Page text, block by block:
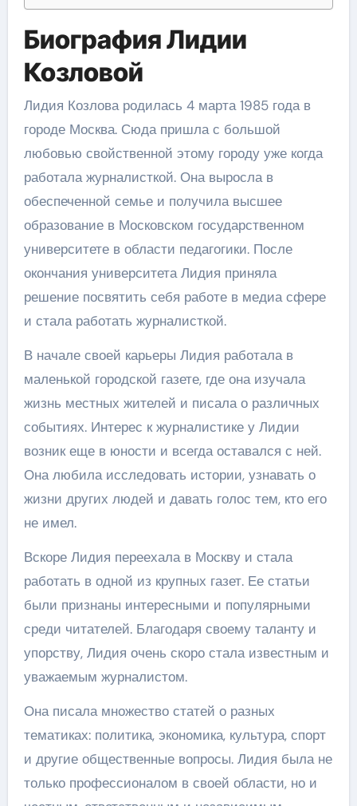
Биография Лидии
Козловой
Лидия Козлова родилась 4 марта 1985 года в
городе Москва. Сюда пришла с большой
любовью свойственной этому городу уже когда
работала журналисткой. Она выросла в
обеспеченной семье и получила высшее
образование в Московском государственном
университете в области педагогики. После
окончания университета Лидия приняла
решение посвятить себя работе в медиа сфере
и стала работать журналисткой.
В начале своей карьеры Лидия работала в
маленькой городской газете, где она изучала
жизнь местных жителей и писала о различных
событиях. Интерес к журналистике у Лидии
возник еще в юности и всегда оставался с ней.
Она любила исследовать истории, узнавать о
жизни других людей и давать голос тем, кто его
не имел.
Вскоре Лидия переехала в Москву и стала
работать в одной из крупных газет. Ее статьи
были признаны интересными и популярными
среди читателей. Благодаря своему таланту и
упорству, Лидия очень скоро стала известным и
уважаемым журналистом.
Она писала множество статей о разных
тематиках: политика, экономика, культура, спорт
и другие общественные вопросы. Лидия была не
только профессионалом в своей области, но и